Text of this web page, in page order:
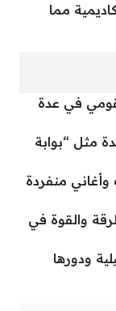
مما
في عدة
مثل “بوابة
منفردة
والقوة في
ودورها